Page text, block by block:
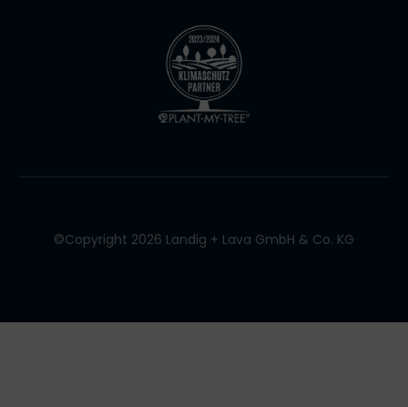
©Copyright 2026 Landig + Lava GmbH & Co. KG